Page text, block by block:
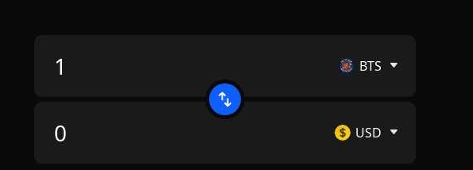
BTS
USD